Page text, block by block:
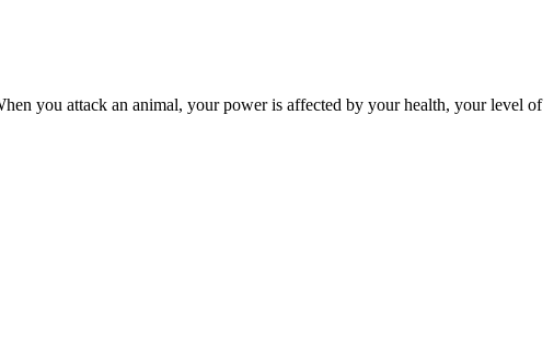
you attack an animal, your power is affected by your health, your level of